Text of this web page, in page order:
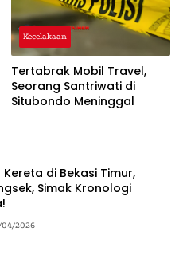
Kecelakaan
Tertabrak Mobil Travel,
Seorang Santriwati di
Situbondo Meninggal
di Bekasi Timur,
Simak Kronologi
04/2026